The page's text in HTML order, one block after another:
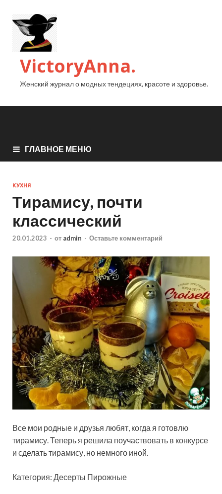
VictoryAnna.
Женский журнал о модных тендециях, красоте и здоровье.
ГЛАВНОЕ МЕНЮ
КУХНЯ
Тирамису, почти
классический
20.01.2023 - от admin - Оставьте комментарий
Все мои родные и друзья любят, когда я готовлю
тирамису. Теперь я решила поучаствовать в конкурсе
и сделать тирамису, но немного иной.
Категория: Десерты Пирожные